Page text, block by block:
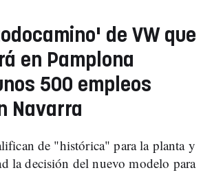
de VW que
en Pamplona
500 empleos
Navarra
de "histórica" para la planta y
la decisión del nuevo modelo para